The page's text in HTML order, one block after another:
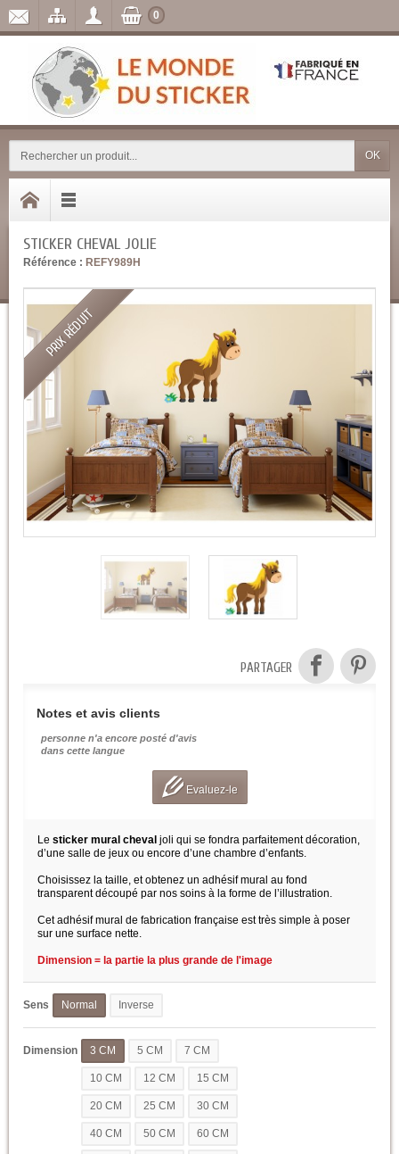
OK
0
STICKER CHEVAL JOLIE
Référence : REFY989H
PRIX RÉDUIT
PARTAGER
Notes et avis clients
personne n'a encore posté d'avis
dans cette langue
Evaluez-le
Le sticker mural cheval joli qui se fondra parfaitement décoration,
d’une salle de jeux ou encore d’une chambre d’enfants.
Choisissez la taille, et obtenez un adhésif mural au fond
transparent découpé par nos soins à la forme de l’illustration.
Cet adhésif mural de fabrication française est très simple à poser
sur une surface nette.
Dimension = la partie la plus grande de l'image
Sens Normal Inverse
Dimension 3 CM 5 CM 7 CM
10 CM 12 CM 15 CM
20 CM 25 CM 30 CM
40 CM 50 CM 60 CM